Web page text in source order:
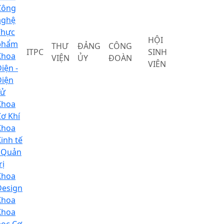
-
Khí
tế
ITPC
THƯ
VIỆN
ĐẢNG
ỦY
CÔNG
ĐOÀN
HỘI
SINH
VIÊN